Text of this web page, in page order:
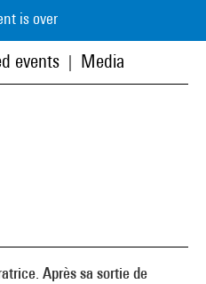
is over
events Media
Après sa sortie de